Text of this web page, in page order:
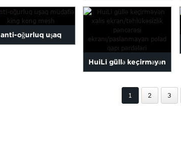
pəncərə i...
paslanmayan polad
təhlükəsizlik küləyi...
anti-oğurluq uşaq
HuiLi güllə keçirməyən
pəncərəsi...
1 2 3